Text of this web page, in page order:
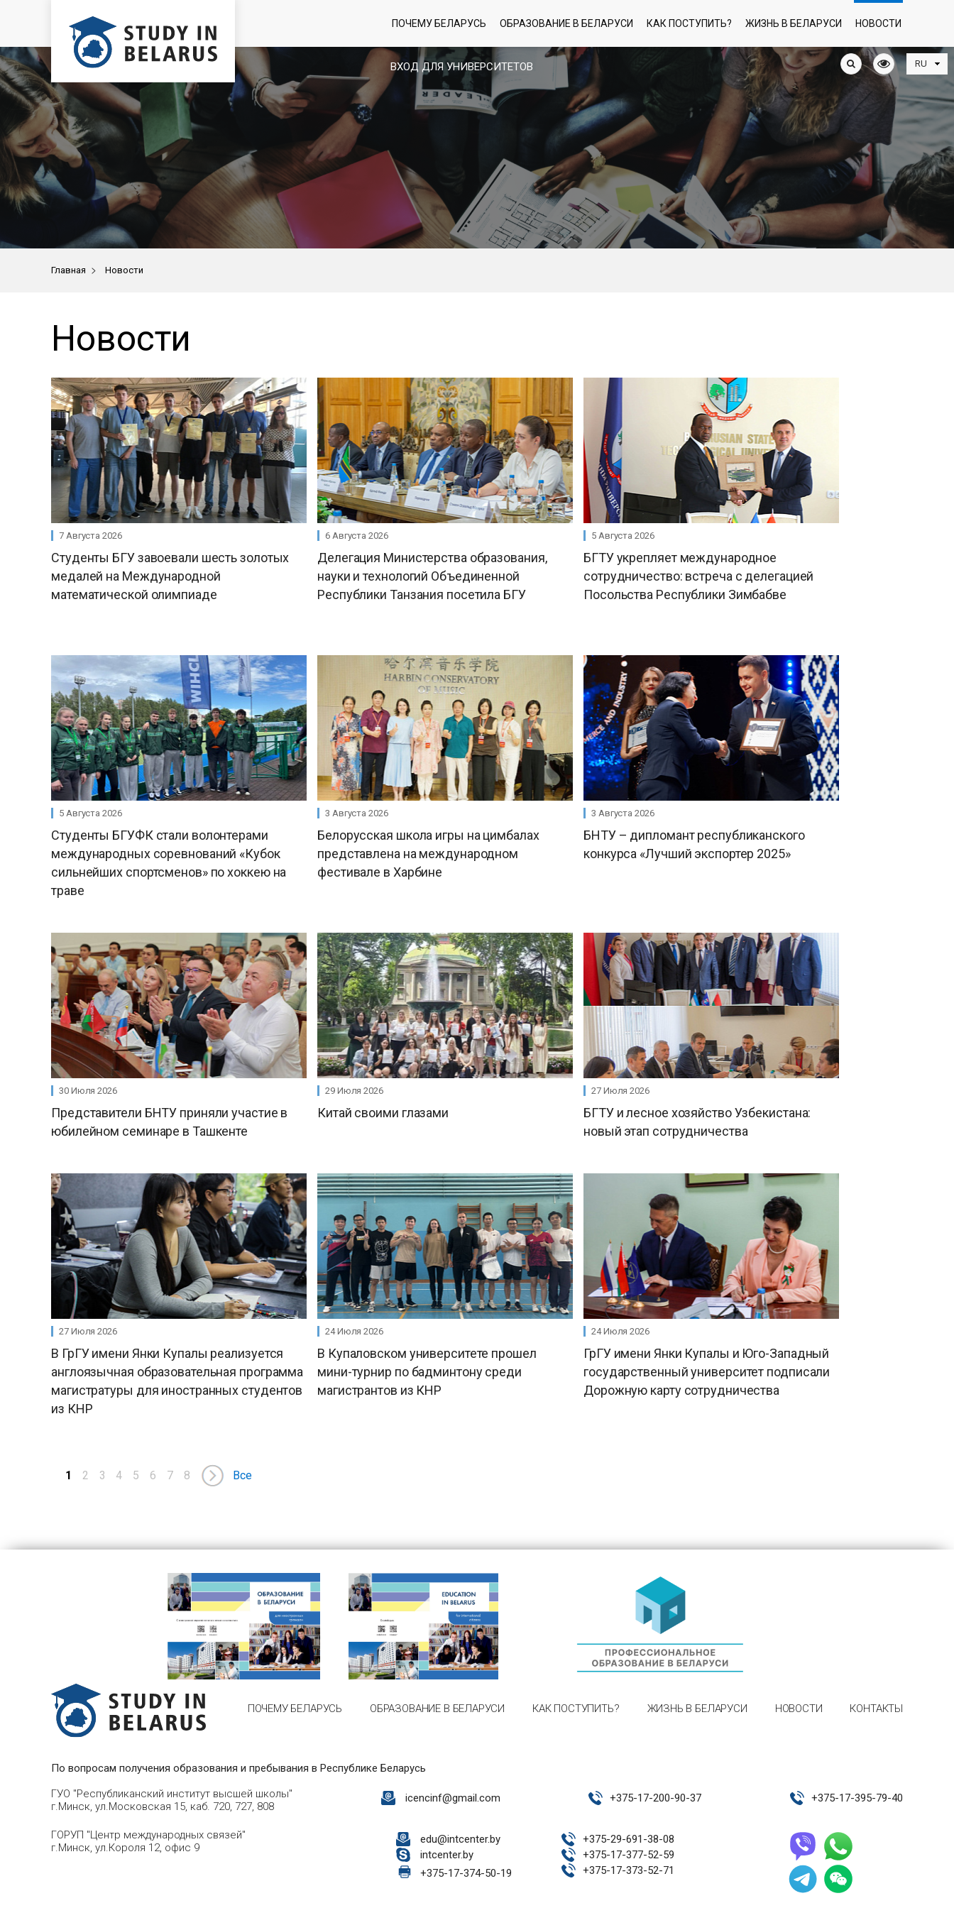
ВХОД ДЛЯ УНИВЕРСИТЕТОВ
ПОЧЕМУ БЕЛАРУСЬ ОБРАЗОВАНИЕ В БЕЛАРУСИ КАК ПОСТУПИТЬ? ЖИЗНЬ В БЕЛАРУСИ НОВОСТИ
Главная > Новости
Новости
7 Августа 2026
Студенты БГУ завоевали шесть золотых
медалей на Международной
математической олимпиаде
6 Августа 2026
Делегация Министерства образования,
науки и технологий Объединенной
Республики Танзания посетила БГУ
5 Августа 2026
БГТУ укрепляет международное
сотрудничество: встреча с делегацией
Посольства Республики Зимбабве
5 Августа 2026
Студенты БГУФК стали волонтерами
международных соревнований «Кубок
сильнейших спортсменов» по хоккею на
траве
3 Августа 2026
Белорусская школа игры на цимбалах
представлена на международном
фестивале в Харбине
3 Августа 2026
БНТУ – дипломант республиканского
конкурса «Лучший экспортер 2025»
30 Июля 2026
Представители БНТУ приняли участие в
юбилейном семинаре в Ташкенте
29 Июля 2026
Китай своими глазами
27 Июля 2026
БГТУ и лесное хозяйство Узбекистана:
новый этап сотрудничества
27 Июля 2026
В ГрГУ имени Янки Купалы реализуется
англоязычная образовательная программа
магистратуры для иностранных студентов
из КНР
24 Июля 2026
В Купаловском университете прошел
мини-турнир по бадминтону среди
магистрантов из КНР
24 Июля 2026
ГрГУ имени Янки Купалы и Юго-Западный
государственный университет подписали
Дорожную карту сотрудничества
1 2 3 4 5 6 7 8 Все
ПОЧЕМУ БЕЛАРУСЬ ОБРАЗОВАНИЕ В БЕЛАРУСИ КАК ПОСТУПИТЬ? ЖИЗНЬ В БЕЛАРУСИ НОВОСТИ КОНТАКТЫ
По вопросам получения образования и пребывания в Республике Беларусь
ГУО "Республиканский институт высшей школы"
г.Минск, ул.Московская 15, каб. 720, 727, 808
icencinf@gmail.com +375-17-200-90-37 +375-17-395-79-40
ГОРУП "Центр международных связей"
г.Минск, ул.Короля 12, офис 9
edu@intcenter.by
intcenter.by
+375-17-374-50-19
+375-29-691-38-08
+375-17-377-52-59
+375-17-373-52-71